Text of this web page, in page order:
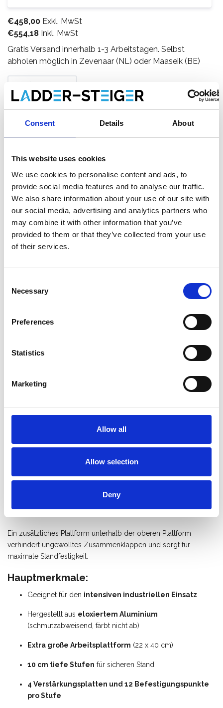
Consent Details About
This website uses cookies
We use cookies to personalise content and ads, to
provide social media features and to analyse our traffic.
We also share information about your use of our site with
our social media, advertising and analytics partners who
may combine it with other information that you’ve
provided to them or that they’ve collected from your use
of their services.
Selection
Necessary
Preferences
Statistics
Marketing
Allow all
Allow selection
Deny
€458,00 Exkl. MwSt
€554,18 Inkl. MwSt
Gratis Versand innerhalb 1-3 Arbeitstagen. Selbst
abholen möglich in Zevenaar (NL) oder Maaseik (BE)
Produktinformation Ähnliche Produkte
Jumbo Superpro Stufen-Stehleiter
beidseitig begehbar 2x10 Stufen –
Professionelle Aluminium-Doppelleiter
begehbar mit 10 Stufen
ist die ideale Wahl für Profis im Bau,
Ausbau, Malerarbeiten, Montage und Verputzarbeiten. Diese
eloxiertem Aluminium
, ist schmutzabweisend und färbt nicht
Dank ihres geringen Gewichts und der besonders stabilen
Konstruktion arbeiten Sie sicher und effizient. Die Stufen-
Befestigungspunkte pro Stufe, was maximale Stabilität und
Langlebigkeit gewährleistet.
Dieextra große Plattform (22 x 40 cm)sowie die10 cm
sorgen für hohen Arbeitskomfort – auch bei
Ein zusätzliches Plattform unterhalb der oberen Plattform
verhindert ungewolltes Zusammenklappen und sorgt für
maximale Standfestigkeit.
Hauptmerkmale:
Geeignet für den intensiven industriellen Einsatz
Hergestellt aus eloxiertem Aluminium
(schmutzabweisend, färbt nicht ab)
Extra große Arbeitsplattform (22 x 40 cm)
10 cm tiefe Stufen für sicheren Stand
4 Verstärkungsplatten und 12 Befestigungspunkte
pro Stufe